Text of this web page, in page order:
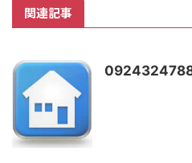
関連記事
0924324788